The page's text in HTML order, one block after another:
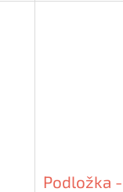
Podložka